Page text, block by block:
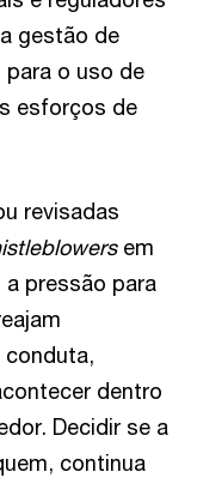
gestão de
o uso de
esforços de
revisadas
em
pressão para
conduta,
dentro
Decidir se a
continua